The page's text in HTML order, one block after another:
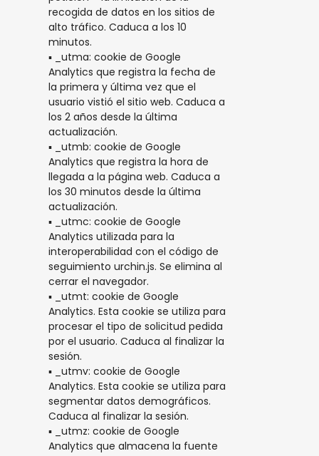
recogida de datos en los sitios de
alto tráfico. Caduca a los 10
minutos.
▪ _utma: cookie de Google
Analytics que registra la fecha de
la primera y última vez que el
usuario vistió el sitio web. Caduca a
los 2 años desde la última
actualización.
▪ _utmb: cookie de Google
Analytics que registra la hora de
llegada a la página web. Caduca a
los 30 minutos desde la última
actualización.
▪ _utmc: cookie de Google
Analytics utilizada para la
interoperabilidad con el código de
seguimiento urchin.js. Se elimina al
cerrar el navegador.
▪ _utmt: cookie de Google
Analytics. Esta cookie se utiliza para
procesar el tipo de solicitud pedida
por el usuario. Caduca al finalizar la
sesión.
▪ _utmv: cookie de Google
Analytics. Esta cookie se utiliza para
segmentar datos demográficos.
Caduca al finalizar la sesión.
▪ _utmz: cookie de Google
Analytics que almacena la fuente